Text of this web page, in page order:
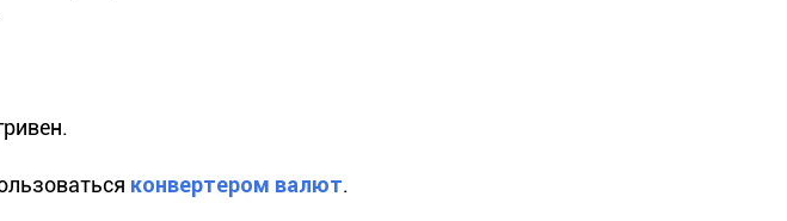
конвертером валют.